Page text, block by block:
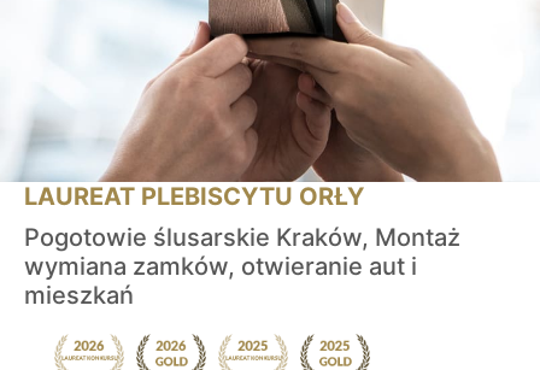
LAUREAT PLEBISCYTU ORŁY
Pogotowie ślusarskie Kraków, Montaż
wymiana zamków, otwieranie aut i
mieszkań